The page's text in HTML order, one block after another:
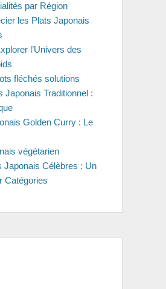
par Région
les Plats Japonais
l’Univers des
fléchés solutions
Japonais Traditionnel :
Golden Curry : Le
végétarien
Japonais Célèbres : Un
Catégories